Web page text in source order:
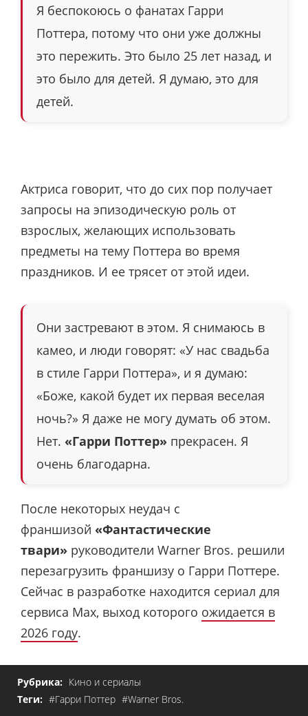
Я беспокоюсь о фанатах Гарри
Поттера, потому что они уже должны
это пережить. Это было 25 лет назад, и
это было для детей. Я думаю, это для
детей.
Актриса говорит, что до сих пор получает
запросы на эпизодическую роль от
взрослых, желающих использовать
предметы на тему Поттера во время
праздников. И ее трясет от этой идеи.
Они застревают в этом. Я снимаюсь в
камео, и люди говорят: «У нас свадьба
в стиле Гарри Поттера», и я думаю:
«Боже, какой будет их первая веселая
ночь?» Я даже не могу думать об этом.
Нет. «Гарри Поттер» прекрасен. Я
очень благодарна.
После некоторых неудач с
франшизой «Фантастические
твари» руководители Warner Bros. решили
перезагрузить франшизу о Гарри Поттере.
Сейчас в разработке находится сериал для
сервиса Max, выход которого ожидается в
2026 году.
Рубрика: Кино и сериалы
Теги: #Гарри Поттер #Warner Bros.